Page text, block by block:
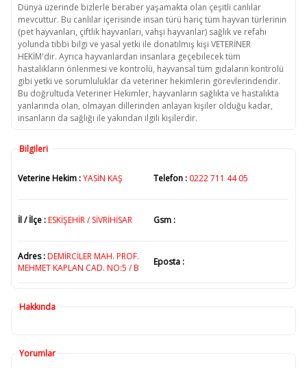
Dünya üzerinde bizlerle beraber yaşamakta olan çeşitli canlılar
mevcuttur. Bu canlılar içerisinde insan türü hariç tüm hayvan türlerinin
(pet hayvanları, çiftlik hayvanları, vahşi hayvanlar) sağlık ve refahı
yolunda tıbbi bilgi ve yasal yetki ile donatılmış kişi VETERİNER
HEKİM'dir. Ayrıca hayvanlardan insanlara geçebilecek tüm
hastalıkların önlenmesi ve kontrolü, hayvansal tüm gıdaların kontrolü
gibi yetki ve sorumluluklar da veteriner hekimlerin görevlerindendir.
Bu doğrultuda Veteriner Hekimler, hayvanların sağlıkta ve hastalıkta
yanlarında olan, olmayan dillerinden anlayan kişiler olduğu kadar,
insanların da sağlığı ile yakından ilgili kişilerdir.
Bilgileri
Veterine Hekim :YASİN KAŞ Telefon : 0222 711 44 05
İl / İlçe :ESKİŞEHİR / SİVRİHİSAR Gsm :
Adres :DEMİRCİLER MAH. PROF.
MEHMET KAPLAN CAD. NO:5 / B
Eposta :
Hakkında
Yorumlar